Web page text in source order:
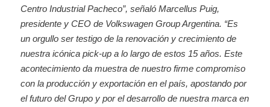
Centro Industrial Pacheco”, señaló Marcellus Puig,
presidente y CEO de Volkswagen Group Argentina. “Es
un orgullo ser testigo de la renovación y crecimiento de
nuestra icónica pick-up a lo largo de estos 15 años. Este
acontecimiento da muestra de nuestro firme compromiso
con la producción y exportación en el país, apostando por
el futuro del Grupo y por el desarrollo de nuestra marca en